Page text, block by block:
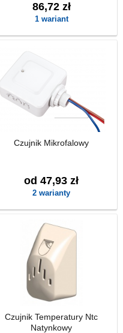
86,72 zł
1 wariant
Czujnik Mikrofalowy
od 47,93 zł
2 warianty
Czujnik Temperatury Ntc
Natynkowy